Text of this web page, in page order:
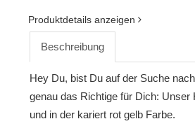
Produktdetails anzeigen
Beschreibung
Hey Du, bist Du auf der Suche
genau das Richtige für Dich:
und in der kariert rot gelb Farbe.